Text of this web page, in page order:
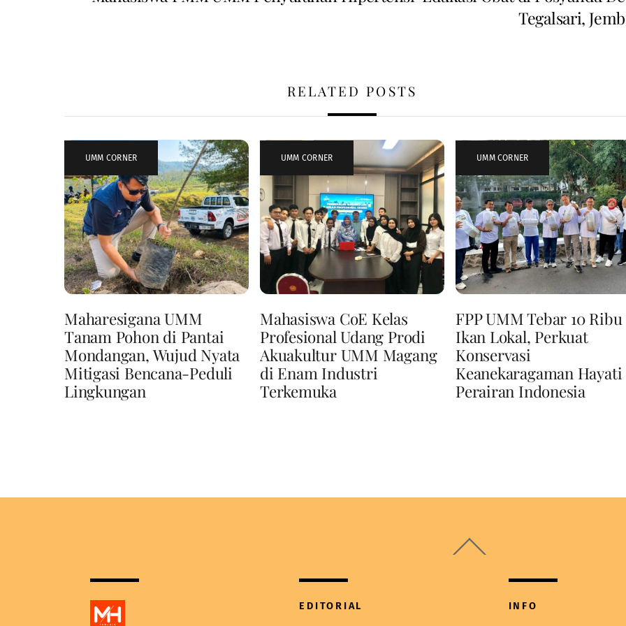
Tegalsari,
RELATED POSTS
UMM CORNER
Maharesigana UMM
Tanam Pohon di Pantai
Mondangan, Wujud Nyata
Mitigasi Bencana-Peduli
Lingkungan
UMM CORNER
Mahasiswa CoE Kelas
Profesional Udang Prodi
Akuakultur UMM Magang
di Enam Industri
Terkemuka
UMM CORNER
FPP UMM Tebar 10 Ribu
Ikan Lokal, Perkuat
Konservasi
Keanekaragaman Hayati
Perairan Indonesia
To
EDITORIAL INFO